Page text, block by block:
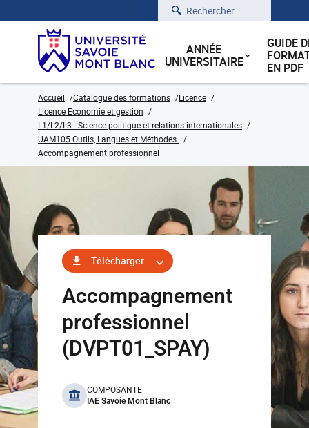
Rechercher
ANNÉE
UNIVERSITAIRE
GUIDE
EN PDF
Accueil Catalogue des formations
Licence
Licence Economie et gestion
L1/L2/L3 - Science politique et relations internationales
UAM105 Outils, Langues et Méthodes
Accompagnement professionnel
Télécharger
Accompagnement
professionnel
(DVPT01_SPAY)
benefits
COMPOSANTE
IAE Savoie Mont Blanc